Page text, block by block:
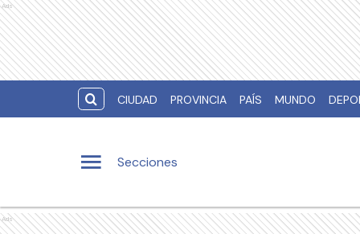
Ads
CIUDAD PROVINCIA PAÍS MUNDO
Secciones
Ads